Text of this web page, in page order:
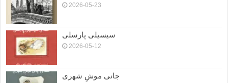
2026-05-23
سیسیلی پارسلی
2026-05-12
جانی موشِ شهری